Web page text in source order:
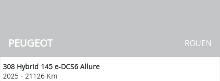
PEUGEOT ROUEN
308 Hybrid 145 e-DCS6 Allure
2025 - 21126 Km